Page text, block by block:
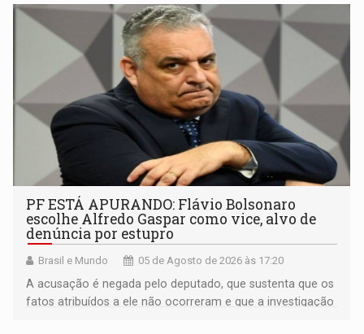
PF ESTÁ APURANDO: Flávio Bolsonaro
escolhe Alfredo Gaspar como vice, alvo de
denúncia por estupro
Brasil e Mundo 05 de Agosto de 2026 às 17:20
A acusação é negada pelo deputado, que sustenta que os
fatos atribuídos a ele não ocorreram e que a investigação